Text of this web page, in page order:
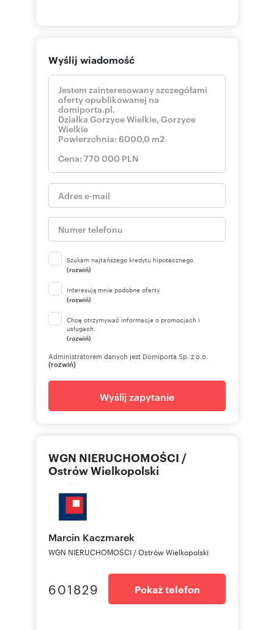
Wyślij wiadomość
Szukam najtańszego kredytu hipotecznego
(rozwiń)
Interesują mnie podobne oferty
(rozwiń)
Chcę otrzymywać informacje o promocjach i
usługach.
(rozwiń)
Administratorem danych jest Domiporta Sp. z o.o.
(rozwiń)
Wyślij zapytanie
WGN NIERUCHOMOŚCI /
Ostrów Wielkopolski
Marcin Kaczmarek
WGN NIERUCHOMOŚCI / Ostrów Wielkopolski
601829 Pokaż telefon